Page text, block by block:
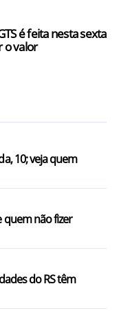
é feita nesta sexta
o valor
10; veja quem
quem não fizer
do RS têm